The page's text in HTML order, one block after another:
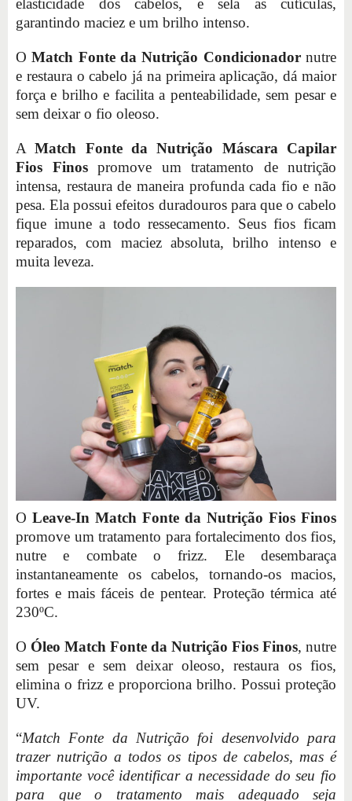
elasticidade dos cabelos, e sela as cutículas,
garantindo maciez e um brilho intenso.
OMatch Fonte da Nutrição Condicionadornutre
e restaura o cabelo já na primeira aplicação, dá maior
força e brilho e facilita a penteabilidade, sem pesar e
sem deixar o fio oleoso.
AMatch Fonte da Nutrição Máscara Capilar
Fios Finospromove um tratamento de nutrição
intensa, restaura de maneira profunda cada fio e não
pesa. Ela possui efeitos duradouros para que o cabelo
fique imune a todo ressecamento. Seus fios ficam
reparados, com maciez absoluta, brilho intenso e
muita leveza.
O Leave-In Match Fonte da Nutrição Fios Finos
promove um tratamento para fortalecimento dos fios,
nutre e combate o frizz. Ele desembaraça
instantaneamente os cabelos, tornando-os macios,
fortes e mais fáceis de pentear. Proteção térmica até
230ºC.
O Óleo Match Fonte da Nutrição Fios Finos, nutre
sem pesar e sem deixar oleoso, restaura os fios,
elimina o frizz e proporciona brilho. Possui proteção
UV.
“Match Fonte da Nutrição foi desenvolvido para
trazer nutrição a todos os tipos de cabelos, mas é
importante você identificar a necessidade do seu fio
para que o tratamento mais adequado seja